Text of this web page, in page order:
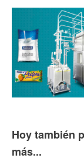
Hoy también
más...